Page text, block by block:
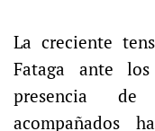
La creciente
Fataga ante
presencia
acompañados